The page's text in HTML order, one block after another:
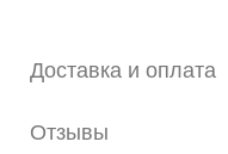
Легко переносится и
Доставка и оплата
Отзывы